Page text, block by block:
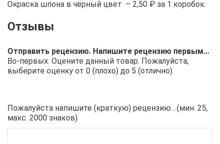
Окраска шпона в чёрный цвет – 2,50 ₽ за 1 коробок.
Отправить рецензию. Напишите рецензию первым...
Во-первых: Оцените данный товар. Пожалуйста,
выберите оценку от 0 (плохо) до 5 (отлично).
Пожалуйста напишите (краткую) рецензию....(мин. 25,
макс. 2000 знаков)